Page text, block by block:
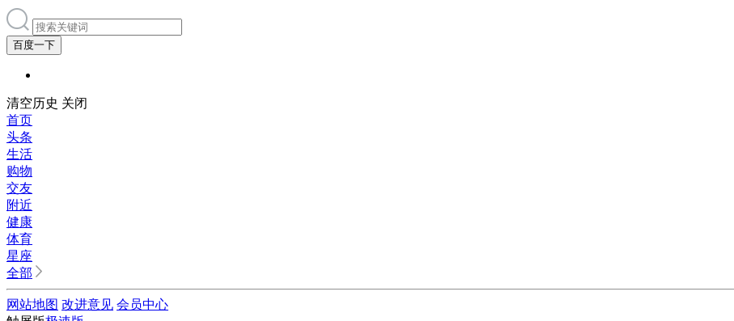
百度一下
清空历史 关闭
首页
头条
生活
购物
交友
附近
健康
体育
星座
全部
网站地图 改进意见 会员中心